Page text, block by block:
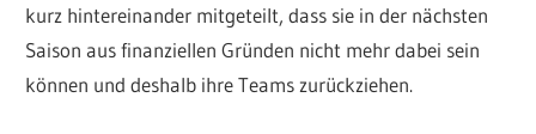
kurz hintereinander mitgeteilt, dass sie in der nächsten
Saison aus finanziellen Gründen nicht mehr dabei sein
können und deshalb ihre Teams zurückziehen.